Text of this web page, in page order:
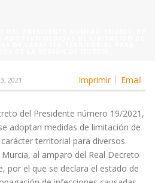
Imprimir Email
2021
del Presidente número 19/2021,
adoptan medidas de limitación de
territorial para diversos
al amparo del Real Decreto
por el que se declara el estado de